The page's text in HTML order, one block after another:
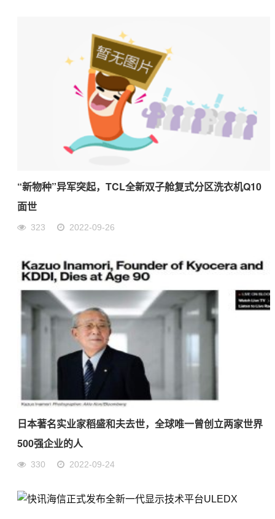
“新物种”异军突起，TCL全新双子舱复式分区洗衣机Q10
面世
323 2022-09-26
日本著名实业家稻盛和夫去世，全球唯一曾创立两家世界
500强企业的人
330 2022-09-24